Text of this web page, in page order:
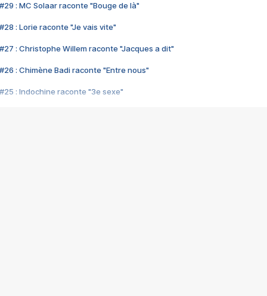
#29 : MC Solaar raconte "Bouge de là"
#28 : Lorie raconte "Je vais vite"
#27 : Christophe Willem raconte "Jacques a dit"
#26 : Chimène Badi raconte "Entre nous"
#25 : Indochine raconte "3e sexe"